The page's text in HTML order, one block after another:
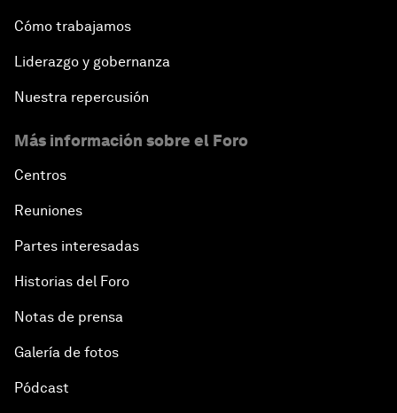
Cómo trabajamos
Liderazgo y gobernanza
Nuestra repercusión
Más información sobre el Foro
Centros
Reuniones
Partes interesadas
Historias del Foro
Notas de prensa
Galería de fotos
Pódcast